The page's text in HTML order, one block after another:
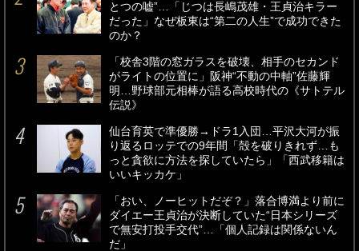
とつの嘘”…「じつは長嶋茂雄・王貞治キラー
だった」なぜ板東は“第二の人生”で成功できた
のか？
「校舎3階の窓ガラスを破壊、相手のセカンド
がライトの位置に」阪神“不動の中軸”佐藤輝
明…野球部元相棒が語る高校時代の《サトテル
伝説》
仙台育英で準優勝→ドラ1入団…平沢大河が振
り返るロッテでの9年間「殻を破りきれず…も
っと貪欲に方法を探していたら」「西武移籍は
いいキッカケ」
「おい、ノーヒットだぞ？」落合博満より前に
ダイエー王貞治が決断していた“日本シリーズ
で無安打投手交代”…「個人記録は関係ないん
だ」